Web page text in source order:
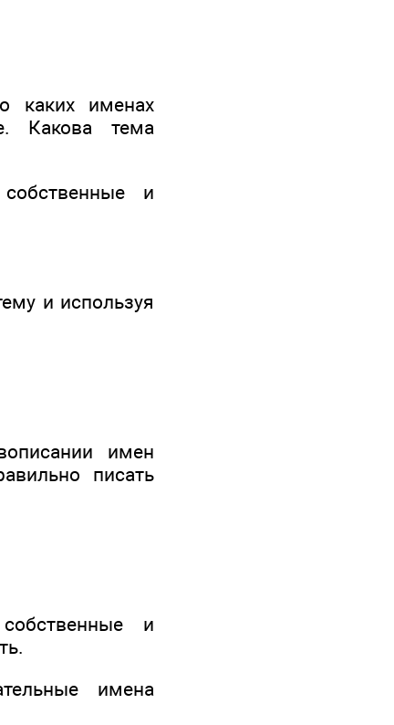
каких именах
Какова тема
и
и используя
имен
писать
и
имена